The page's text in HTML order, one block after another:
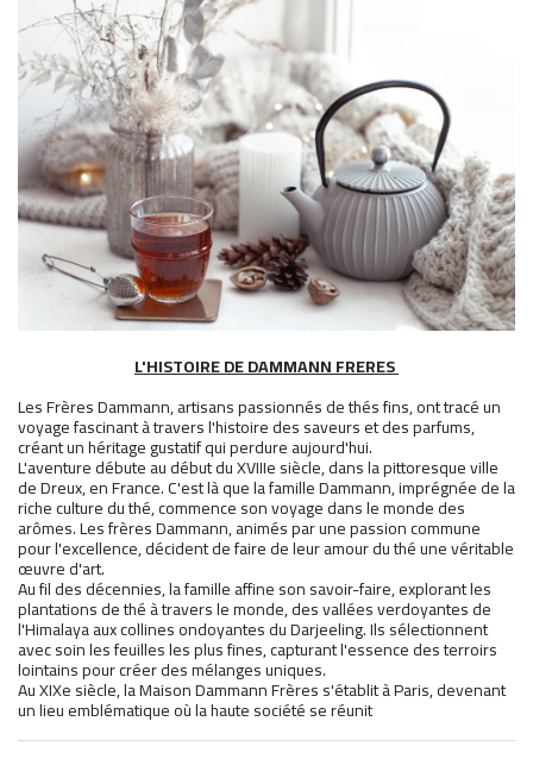
L'HISTOIRE DE DAMMANN FRERES
Les Frères Dammann, artisans passionnés de thés fins, ont tracé un
voyage fascinant à travers l'histoire des saveurs et des parfums,
créant un héritage gustatif qui perdure aujourd'hui.
L'aventure débute au début du XVIIIe siècle, dans la pittoresque ville
de Dreux, en France. C'est là que la famille Dammann, imprégnée de la
riche culture du thé, commence son voyage dans le monde des
arômes. Les frères Dammann, animés par une passion commune
pour l'excellence, décident de faire de leur amour du thé une véritable
œuvre d'art.
Au fil des décennies, la famille affine son savoir-faire, explorant les
plantations de thé à travers le monde, des vallées verdoyantes de
l'Himalaya aux collines ondoyantes du Darjeeling. Ils sélectionnent
avec soin les feuilles les plus fines, capturant l'essence des terroirs
lointains pour créer des mélanges uniques.
Au XIXe siècle, la Maison Dammann Frères s'établit à Paris, devenant
un lieu emblématique où la haute société se réunit